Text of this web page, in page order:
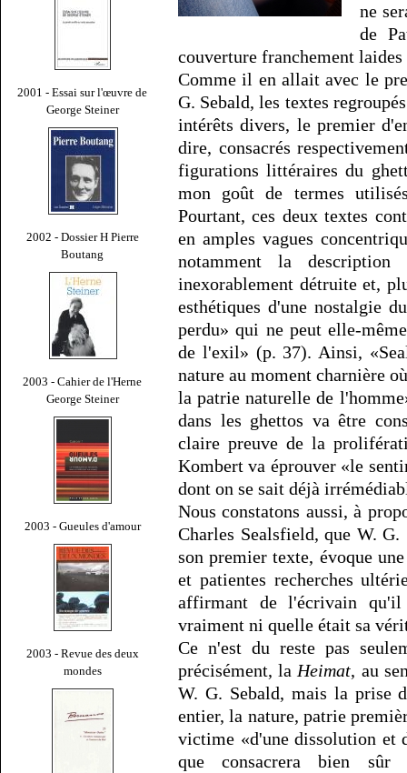
2001 - Essai sur l'œuvre de
George Steiner
2002 - Dossier H Pierre
Boutang
2003 - Cahier de l'Herne
George Steiner
2003 - Gueules d'amour
2003 - Revue des deux
mondes
ne
de
couverture franchement laides
Comme il en allait avec le
G. Sebald, les textes
intérêts divers, le premier
dire, consacrés
figurations littéraires du
mon goût de termes
Pourtant, ces deux textes
en amples vagues
notamment la
inexorablement détruite et,
esthétiques d'une nostalgie
perdu» qui ne peut elle-
de l'exil» (p. 37). Ainsi,
nature au moment charnière
la patrie naturelle de
dans les ghettos va être
claire preuve de la
Kombert va éprouver «le
dont on se sait déjà
Nous constatons aussi, à
Charles Sealsfield, que W.
son premier texte, évoque
et patientes recherches
affirmant de l'écrivain
vraiment ni quelle était sa
Ce n'est du reste pas
précisément, la Heimat, au
W. G. Sebald, mais la prise
entier, la nature, patrie
victime «d'une dissolution et
que consacrera bien sûr